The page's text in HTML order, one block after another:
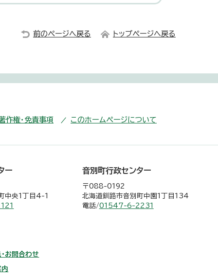
前のページへ戻る トップページへ戻る
作権・免責事項 このホームページについて
ー
中央1丁目4-1
音別町行政センター
〒088-0192
北海道釧路市音別町中園1丁目134
電話/01547-6-2231
お問合わせ
内